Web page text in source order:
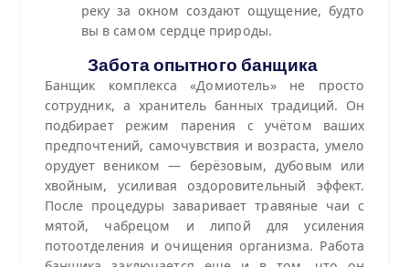
реку за окном создают ощущение, будто
вы в самом сердце природы.
Забота опытного банщика
Банщик комплекса «Домиотель» не просто
сотрудник, а хранитель банных традиций. Он
подбирает режим парения с учётом ваших
предпочтений, самочувствия и возраста, умело
орудует веником — берёзовым, дубовым или
хвойным, усиливая оздоровительный эффект.
После процедуры заваривает травяные чаи с
мятой, чабрецом и липой для усиления
потоотделения и очищения организма. Работа